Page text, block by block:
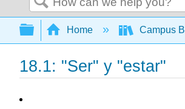
Search
Expand/collapse
Home Campus
18.1: "Ser" y "estar"